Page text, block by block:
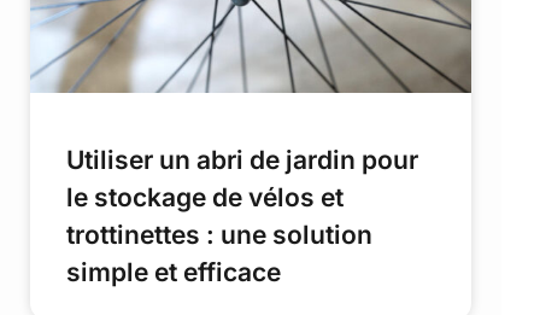
Utiliser un abri de jardin pour
le stockage de vélos et
trottinettes : une solution
simple et efficace